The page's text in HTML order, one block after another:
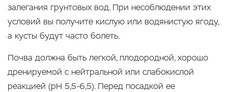
залегания грунтовых вод. При несоблюдении этих
условий вы получите кислую или водянистую ягоду,
а кусты будут часто болеть.
Почва должна быть легкой, плодородной, хорошо
дренируемой с нейтральной или слабокислой
реакцией (рН 5,5-6,5). Перед посадкой ее